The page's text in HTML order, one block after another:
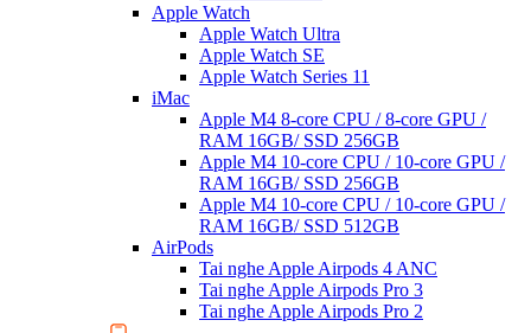
Apple Watch
Apple Watch Ultra
Apple Watch SE
Apple Watch Series 11
iMac
Apple M4 8-core CPU / 8-core GPU /
RAM 16GB/ SSD 256GB
Apple M4 10-core CPU / 10-core GPU /
RAM 16GB/ SSD 256GB
Apple M4 10-core CPU / 10-core GPU /
RAM 16GB/ SSD 512GB
AirPods
Tai nghe Apple Airpods 4 ANC
Tai nghe Apple Airpods Pro 3
Tai nghe Apple Airpods Pro 2